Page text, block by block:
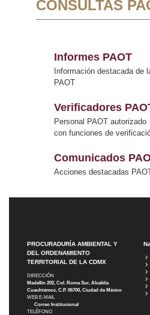
CONSULTAS
Informes PAOT
Información destacada de
PAOT
Verificadores
Personal PAOT autorizado
con funciones de
Comunicados
Acciones destacadas
PROCURADURÍA AMBIENTAL Y
DEL ORDENAMIENTO
TERRITORIAL DE LA CDMX
DIRECCIÓN
Medellín 202, Col. Roma Sur, Alcaldía
Cuauhtémoc, C.P. 06700, Ciudad de México
WEB E-MAIL
Correo Institucional
TELÉFONO